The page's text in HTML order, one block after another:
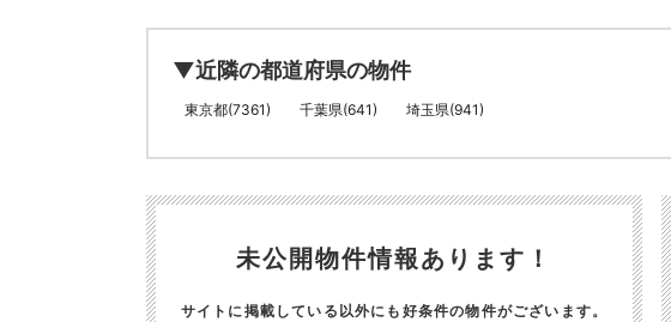
▼近隣の都道府県の物件
東京都(7361) 千葉県(641) 埼玉県(941)
未公開物件情報あります！
サイトに掲載している以外にも好条件の物件がございます。